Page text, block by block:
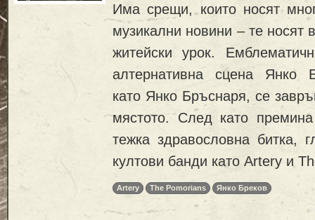
Има срещи, които носят
музикални новини – те носят
житейски урок.
алтернативна сцена Янко
като Янко Бръснаря, се
мястото. След като
тежка здравословна битка,
култови банди като Artery и
Artery The Pomorians Янко Бреков